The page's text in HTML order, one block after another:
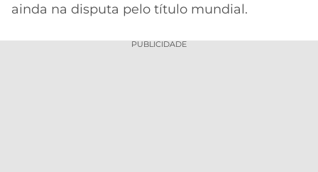
ainda na disputa pelo título mundial.
PUBLICIDADE